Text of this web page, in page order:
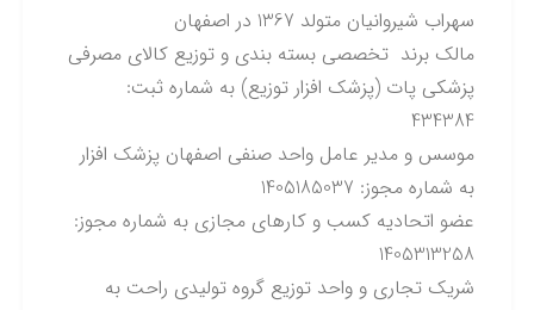
سهراب شیروانیان متولد 1367 در اصفهان
مالک برند تخصصی بسته بندی و توزیع کالای مصرفی
پزشکی پات (پزشک افزار توزیع) به شماره ثبت:
434384
موسس و مدیر عامل واحد صنفی اصفهان پزشک افزار
به شماره مجوز: 1405185037
عضو اتحادیه کسب و کارهای مجازی به شماره مجوز:
1405313258
شریک تجاری و واحد توزیع گروه تولیدی راحت به